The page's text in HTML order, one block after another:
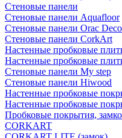
Стеновые панели
Стеновые панели Aquafloor
Стеновые панели Orac
Стеновые панели CorkArt
Настенные пробковые
Настенные пробковые
Стеновые панели My step
Стеновые панели Hiwood
Настенные пробковые
Настенные пробковые
Пробковые покрытия,
CORKART